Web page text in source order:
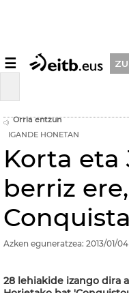
☰
Orria entzun
IGANDE HONETAN
Korta eta
berriz
Azken eguneratzea: 2013/01/04
28 lehiakide izango dira